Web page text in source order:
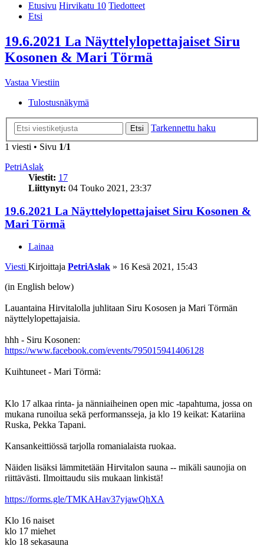
Etusivu Hirvikatu 10 Tiedotteet
Etsi
19.6.2021 La Näyttelylopettajaiset Siru
Kosonen & Mari Törmä
Vastaa Viestiin
Tulostusnäkymä
Etsi
Tarkennettu haku
1 viesti • Sivu 1/1
PetriAslak
Viestit: 17
Liittynyt: 04 Touko 2021, 23:37
19.6.2021 La Näyttelylopettajaiset Siru Kosonen &
Mari Törmä
Lainaa
Viesti Kirjoittaja PetriAslak » 16 Kesä 2021, 15:43
(in English below)
Lauantaina Hirvitalolla juhlitaan Siru Kososen ja Mari Törmän
näyttelylopettajaisia.
hhh - Siru Kosonen:
https://www.facebook.com/events/795015941406128
Kuihtuneet - Mari Törmä:
Klo 17 alkaa rinta- ja nänniaiheinen open mic -tapahtuma, jossa on
mukana runoilua sekä performansseja, ja klo 19 keikat: Katariina
Ruska, Pekka Tapani.
Kansankeittiössä tarjolla romanialaista ruokaa.
Näiden lisäksi lämmitetään Hirvitalon sauna -- mikäli saunojia on
riittävästi. Ilmoittaudu siis mukaan linkistä!
https://forms.gle/TMKAHav37yjawQhXA
Klo 16 naiset
klo 17 miehet
klo 18 sekasauna